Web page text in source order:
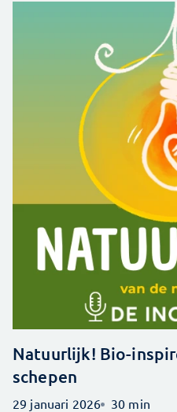
Natuurlijk! Bio-
schepen
29 januari 2026 30 min